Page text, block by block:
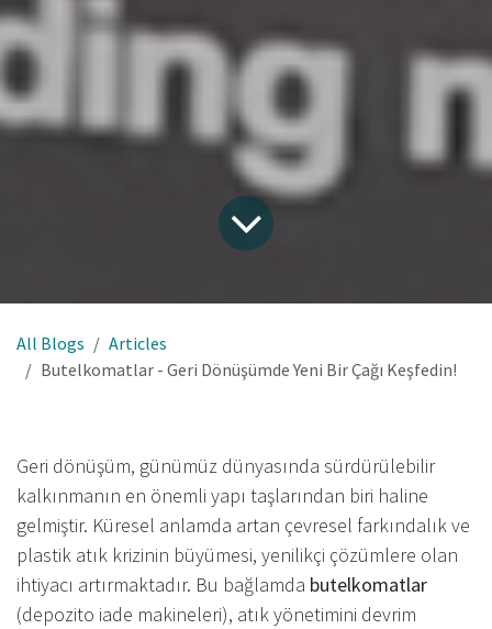
All Blogs
Articles
Butelkomatlar - Geri Dönüşümde Yeni Bir Çağı Keşfedin!
Geri dönüşüm, günümüz dünyasında sürdürülebilir
kalkınmanın en önemli yapı taşlarından biri haline
gelmiştir. Küresel anlamda artan çevresel farkındalık ve
plastik atık krizinin büyümesi, yenilikçi çözümlere olan
ihtiyacı artırmaktadır. Bu bağlamda butelkomatlar
(depozito iade makineleri), atık yönetimini devrim